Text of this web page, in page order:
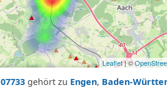
Leaflet| ©
07733gehört zu Engen, Baden-